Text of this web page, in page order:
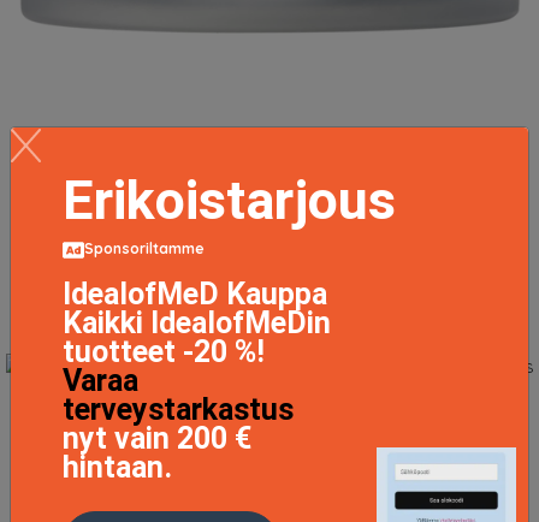
LISÄTIETOJA
Gentle Cream Cleanser, 212 ml Exuviance Kasvojen
puhdistus
Erikoistarjous
Sponsoriltamme
IdealofMeD Kauppa
Kaikki IdealofMeDin
tuotteet -20 %!
Varaa
terveystarkastus
nyt vain 200 €
hintaan.